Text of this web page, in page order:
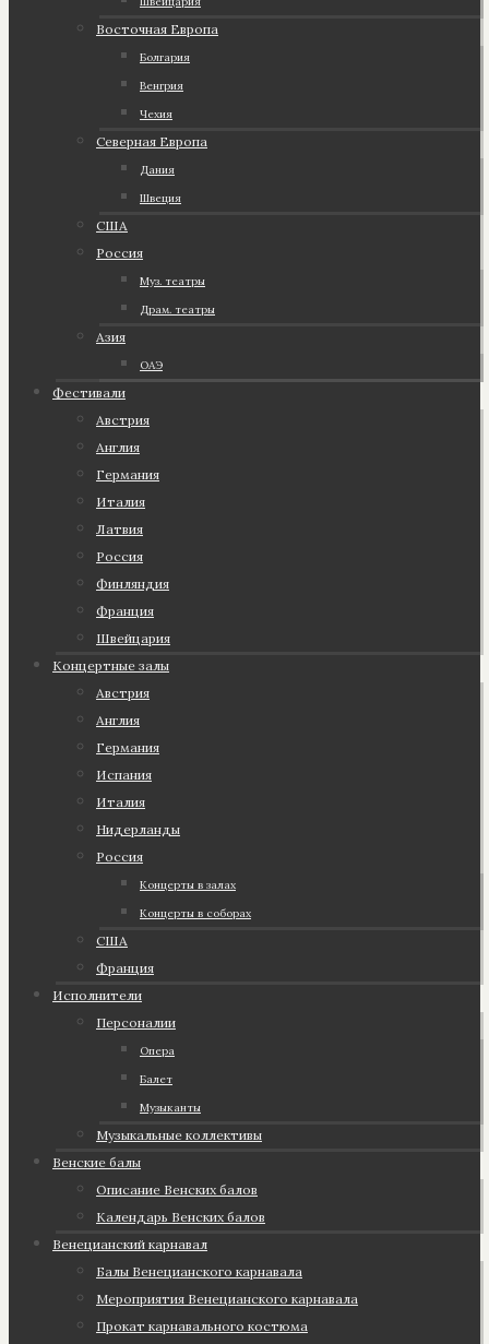
Восточная Европа
Болгария
Венгрия
Чехия
Северная Европа
Дания
Швеция
США
Россия
Муз. театры
Драм. театры
Азия
ОАЭ
Фестивали
Австрия
Англия
Германия
Италия
Латвия
Россия
Финляндия
Франция
Швейцария
Концертные залы
Австрия
Англия
Германия
Испания
Италия
Нидерланды
Россия
Концерты в залах
Концерты в соборах
США
Франция
Исполнители
Персоналии
Опера
Балет
Музыканты
Музыкальные коллективы
Венские балы
Описание Венских балов
Календарь Венских балов
Венецианский карнавал
Балы Венецианского карнавала
Мероприятия Венецианского карнавала
Прокат карнавального костюма